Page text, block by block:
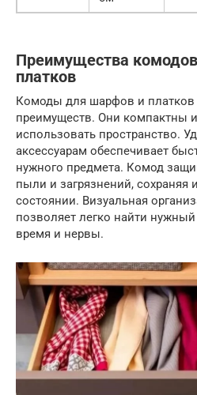
Преимущества
платков
Комоды для шарфов и
преимуществ. Они компактны
использовать пространство.
аксессуарам обеспечивает
нужного предмета. Комод
пыли и загрязнений, сохраняя
состоянии. Визуальная
позволяет легко найти
время и нервы.